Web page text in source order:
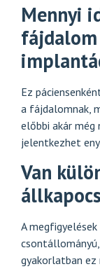
Mennyi
fájdalom
Ez
a fájdalomnak,
előbbi akár
jelentkezhet
Van
A
gyakorlatban